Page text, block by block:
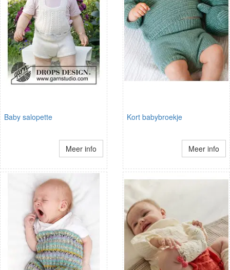
Baby salopette
Meer info
Kort babybroekje
Meer info